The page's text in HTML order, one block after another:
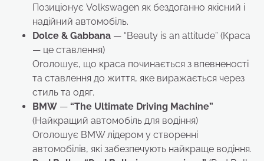
Позиціонує Volkswagen як бездоганно якісний і
надійний автомобіль.
Dolce & Gabbana — “Beauty is an attitude” (Краса
— це ставлення)
Оголошує, що краса починається з впевненості
та ставлення до життя, яке виражається через
стиль та одяг.
BMW — “The Ultimate Driving Machine”
(Найкращий автомобіль для водіння)
Оголошує BMW лідером у створенні
автомобілів, які забезпечують найкраще водіння.